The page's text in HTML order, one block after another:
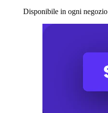
Disponibile in ogni negozio